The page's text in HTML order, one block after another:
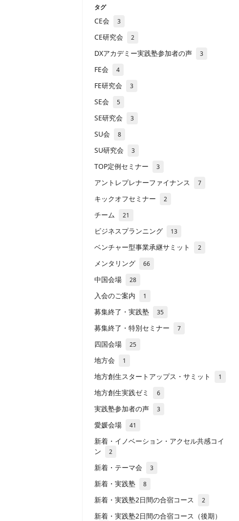
タグ
CE会 3
CE研究会 2
DXアカデミー実践塾参加者の声 3
FE会 4
FE研究会 3
SE会 5
SE研究会 3
SU会 8
SU研究会 3
TOP定例セミナー 3
アントレプレナーファイナンス 7
キックオフセミナー 2
チーム 21
ビジネスプランニング 13
ベンチャー型事業承継サミット 2
メンタリング 66
中国会場 28
入会のご案内 1
募集終了・実践塾 35
募集終了・特別セミナー 7
四国会場 25
地方会 1
地方創生スタートアップス・サミット 1
地方創生実践ゼミ 6
実践塾参加者の声 3
愛媛会場 41
新着・イノベーション・アクセル共感コイ
ン
2
新着・テーマ会 3
新着・実践塾 8
新着・実践塾2日間の合宿コース 2
新着・実践塾2日間の合宿コース（後期）